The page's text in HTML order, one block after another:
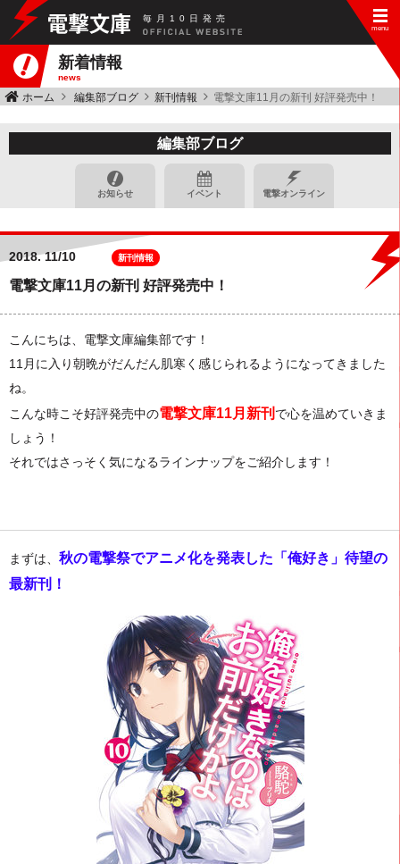
毎 月 10 日 発 売
新着情報
news
ホーム 編集部ブログ 新刊情報 電撃文庫11月の新刊 好評発売中！
編集部ブログ
お知らせ イベント 電撃オンライン
2018.11/10 新刊情報
電撃文庫11月の新刊 好評発売中！
こんにちは、電撃文庫編集部です！
11月に入り朝晩がだんだん肌寒く感じられるようになってきました
ね。
こんな時こそ好評発売中の電撃文庫11月新刊 で心を温めていきま
しょう！
それではさっそく気になるラインナップをご紹介します！
まずは、 秋の電撃祭でアニメ化を発表した「俺好き」待望の
最新刊！